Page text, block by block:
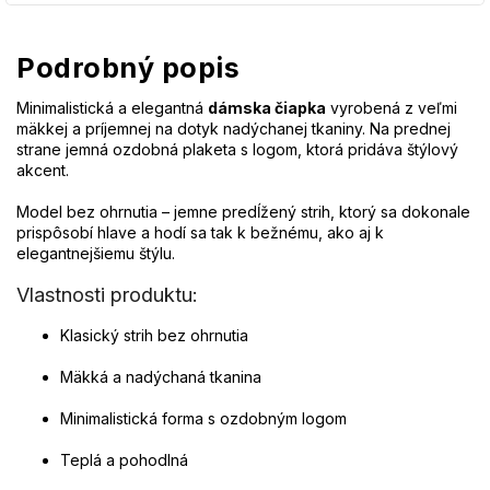
Podrobný popis
Minimalistická a elegantná dámska čiapka vyrobená z veľmi
mäkkej a príjemnej na dotyk nadýchanej tkaniny. Na prednej
strane jemná ozdobná plaketa s logom, ktorá pridáva štýlový
akcent.
Model bez ohrnutia – jemne predĺžený strih, ktorý sa dokonale
prispôsobí hlave a hodí sa tak k bežnému, ako aj k
elegantnejšiemu štýlu.
Vlastnosti produktu:
Klasický strih bez ohrnutia
Mäkká a nadýchaná tkanina
Minimalistická forma s ozdobným logom
Teplá a pohodlná